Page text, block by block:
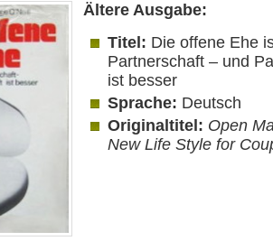
Ältere Ausgabe:
Titel: Die offene Ehe
Partnerschaft – und
ist besser
Sprache: Deutsch
Originaltitel: Open
New Life Style for